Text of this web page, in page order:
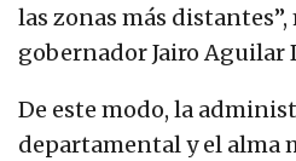
las zonas más
gobernador Jairo Aguilar
De este modo, la
departamental y el alma